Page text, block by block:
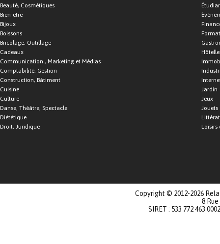
Beauté, Cosmétiques
Bien-être
Bijoux
Boissons
Bricolage, Outillage
Cadeaux
Communication , Marketing et Médias
Comptabilité, Gestion
Construction, Bâtiment
Cuisine
Culture
Danse, Théâtre, Spectacle
Diététique
Droit, Juridique
Jardin
Jeux
Jouets
Loisirs
Copyright © 2012-2026
8
SIRET : 533 772 463